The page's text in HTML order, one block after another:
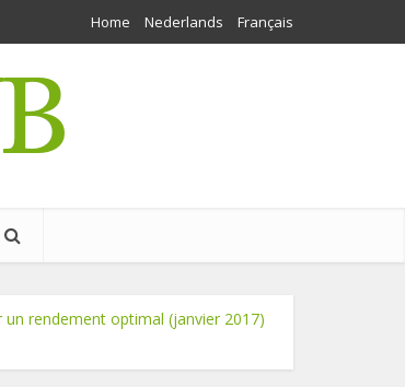
Home Nederlands Français
rendement optimal (janvier 2017)